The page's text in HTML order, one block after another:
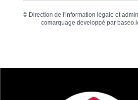
© Direction de l'information légale et
comarquage developpé par